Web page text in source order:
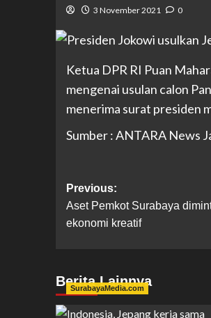
3 November 2021 0
Ketua DPR RI Puan
mengenai usulan calon
menerima surat presiden
Sumber : ANTARA News
Previous:
Aset Pemkot Surabaya
ekonomi kreatif
Berita Lainnya
SurabayaMedia.com